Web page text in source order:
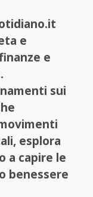
e
e
sui
esplora
a capire le
benessere